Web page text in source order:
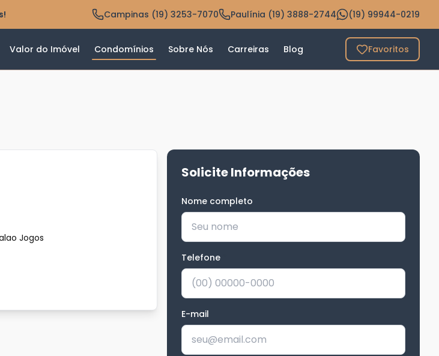
Campinas (19) 3253-7070 Paulínia (19) 3888-2744 (19) 99944-0219
Valor do Imóvel Condomínios Sobre Nós Carreiras Blog Favoritos
Jogos
Solicite Informações
Nome completo
Telefone
E-mail